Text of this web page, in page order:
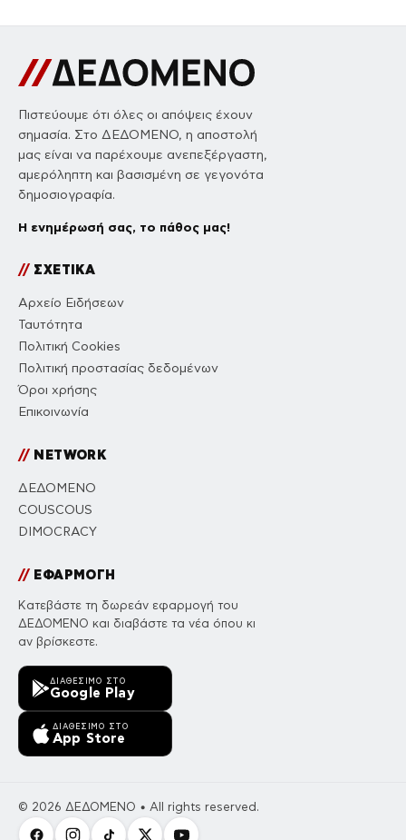
Πιστεύουμε ότι όλες οι απόψεις έχουν
σημασία. Στο ΔΕΔΟΜΕΝΟ, η αποστολή
μας είναι να παρέχουμε ανεπεξέργαστη,
αμερόληπτη και βασισμένη σε γεγονότα
δημοσιογραφία.
Η ενημέρωσή σας, το πάθος μας!
//ΣΧΕΤΙΚΑ
Αρχείο Ειδήσεων
Ταυτότητα
Πολιτική Cookies
Πολιτική προστασίας δεδομένων
Όροι χρήσης
Επικοινωνία
//NETWORK
ΔΕΔΟΜΕΝΟ
COUSCOUS
DIMOCRACY
//ΕΦΑΡΜΟΓΗ
Κατεβάστε τη δωρεάν εφαρμογή του
ΔΕΔΟΜΕΝΟ και διαβάστε τα νέα όπου κι
αν βρίσκεστε.
ΔΙΑΘΈΣΙΜΟ ΣΤΟ
Google Play
ΔΙΑΘΈΣΙΜΟ ΣΤΟ
App Store
© 2026 ΔΕΔΟΜΕΝΟ • All rights reserved.